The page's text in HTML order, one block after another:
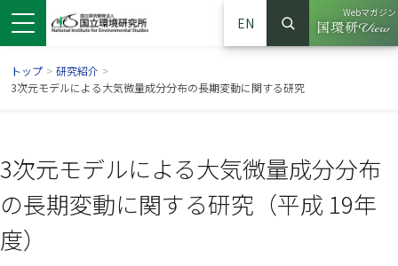
EN
サイト内検索
検索
Webマガジン
（別ウイ
トップ > 研究紹介 >
3次元モデルによる大気微量成分分布の長期変動に関する研究
3次元モデルによる大気微量成分分布
の長期変動に関する研究（平成 19年
度）